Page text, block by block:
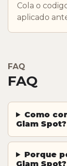
Cola o
aplicado
FAQ
FAQ
Como
Glam Spot?
Porque
Glam Spot?